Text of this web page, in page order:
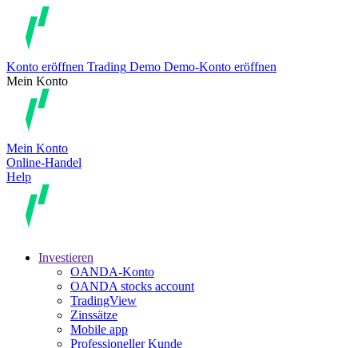
Konto eröffnen Trading Demo Demo-Konto eröffnen
Mein Konto
Mein Konto
Online-Handel
Help
Investieren
OANDA-Konto
OANDA stocks account
TradingView
Zinssätze
Mobile app
Professioneller Kunde